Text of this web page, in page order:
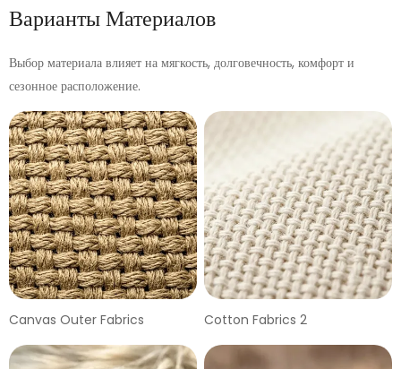
Варианты Материалов
Выбор материала влияет на мягкость, долговечность, комфорт и
сезонное расположение.
Canvas Outer Fabrics Cotton Fabrics 2